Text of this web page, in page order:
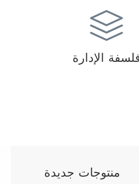
الإدارة
منتوجات جديدة